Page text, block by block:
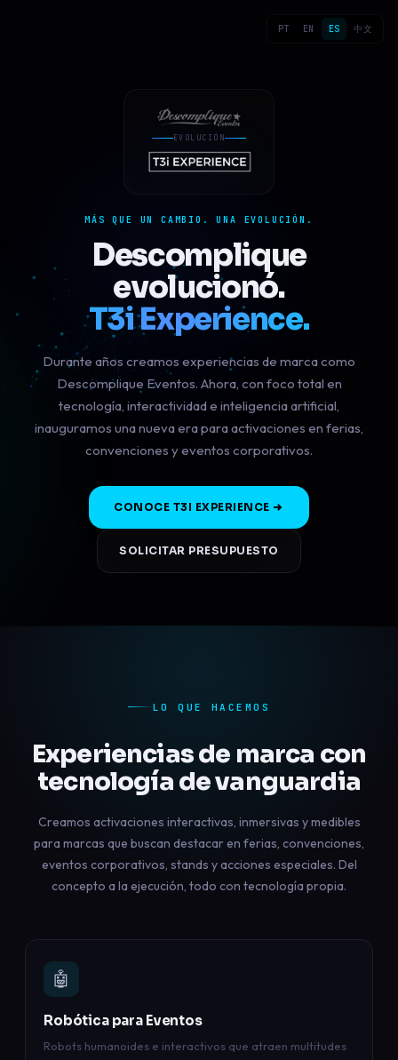
PT EN ES 中文
EVOLUCIÓN
MÁS QUE UN CAMBIO. UNA EVOLUCIÓN.
Descomplique
evolucionó.
T3i Experience.
Durante años creamos experiencias de marca como
Descomplique Eventos. Ahora, con foco total en
tecnología, interactividad e inteligencia artificial,
inauguramos una nueva era para activaciones en ferias,
convenciones y eventos corporativos.
CONOCE T3I EXPERIENCE
SOLICITAR PRESUPUESTO
LO QUE HACEMOS
Experiencias de marca con
tecnología de vanguardia
Creamos activaciones interactivas, inmersivas y medibles
para marcas que buscan destacar en ferias, convenciones,
eventos corporativos, stands y acciones especiales. Del
concepto a la ejecución, todo con tecnología propia.
🤖
Robótica para Eventos
Robots humanoides e interactivos que atraen multitudes